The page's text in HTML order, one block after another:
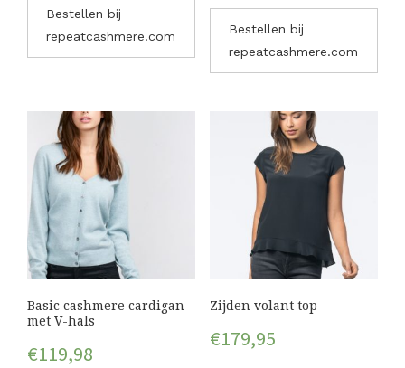
Bestellen bij
repeatcashmere.com
Bestellen bij
repeatcashmere.com
Basic cashmere cardigan
met V-hals
€119,98
Zijden volant top
€179,95